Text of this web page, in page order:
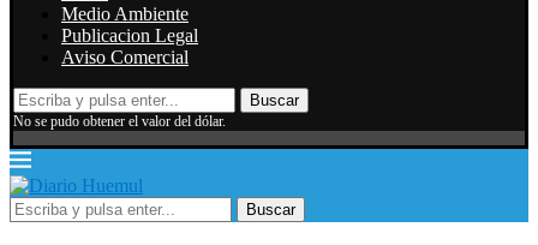
Medio Ambiente
Publicacion Legal
Aviso Comercial
Buscar
No se pudo obtener el valor del dólar.
Buscar